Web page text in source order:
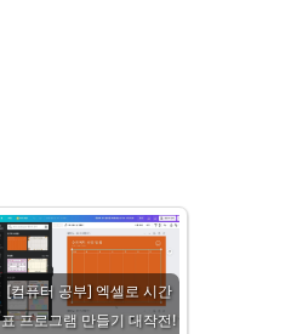
[컴퓨터 공부] 엑셀로 시간
표 프로그램 만들기 대작전!